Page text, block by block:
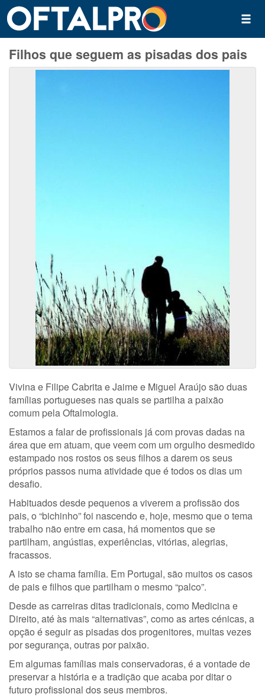
Filhos que seguem as pisadas dos pais
Vivina e Filipe Cabrita e Jaime e Miguel Araújo são duas
famílias portugueses nas quais se partilha a paixão
comum pela Oftalmologia.
Estamos a falar de profissionais já com provas dadas na
área que em atuam, que veem com um orgulho desmedido
estampado nos rostos os seus filhos a darem os seus
próprios passos numa atividade que é todos os dias um
desafio.
Habituados desde pequenos a viverem a profissão dos
pais, o “bichinho” foi nascendo e, hoje, mesmo que o tema
trabalho não entre em casa, há momentos que se
partilham, angústias, experiências, vitórias, alegrias,
fracassos.
A isto se chama família. Em Portugal, são muitos os casos
de pais e filhos que partilham o mesmo “palco”.
Desde as carreiras ditas tradicionais, como Medicina e
Direito, até às mais “alternativas”, como as artes cénicas, a
opção é seguir as pisadas dos progenitores, muitas vezes
por segurança, outras por paixão.
Em algumas famílias mais conservadoras, é a vontade de
preservar a história e a tradição que acaba por ditar o
futuro profissional dos seus membros.